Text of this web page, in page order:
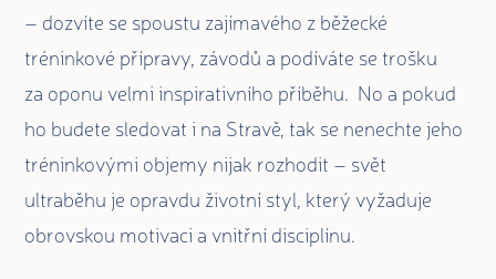
– dozvíte se spoustu zajímavého z běžecké
tréninkové přípravy, závodů a podíváte se trošku
za oponu velmi inspirativního příběhu. No a pokud
ho budete sledovat i na Stravě, tak se nenechte jeho
tréninkovými objemy nijak rozhodit – svět
ultraběhu je opravdu životní styl, který vyžaduje
obrovskou motivaci a vnitřní disciplínu.